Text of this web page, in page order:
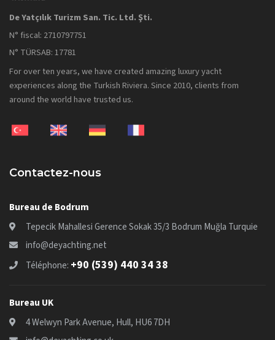
De Yatçılık Turizm San. Tic. Ltd. Şti.
N° fiscal: 2710797751
N° TÜRSAB: 17781
For over ten years, we have created amazing luxury yacht
experiences along the Turkish Riviera. Since 2010, clients from
around the world have trusted us.
Contactez-nous
Bureau de Bodrum
Tepecik Mahallesi Gerence Sokak 35/3 Bodrum Muğla Turquie
info@deyachting.net
Téléphone: +90 (539) 440 34 38
Bureau UK
4 Welwyn Park Avenue, Hull, HU6 7DH